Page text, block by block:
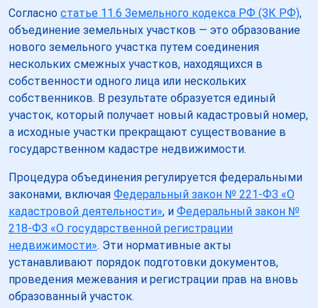
Согласно статье 11.6 Земельного кодекса РФ (ЗК РФ),
объединение земельных участков — это образование
нового земельного участка путем соединения
нескольких смежных участков, находящихся в
собственности одного лица или нескольких
собственников. В результате образуется единый
участок, который получает новый кадастровый номер,
а исходные участки прекращают существование в
государственном кадастре недвижимости.
Процедура объединения регулируется федеральными
законами, включая Федеральный закон № 221-ФЗ «О
кадастровой деятельности», и Федеральный закон №
218-ФЗ «О государственной регистрации
недвижимости». Эти нормативные акты
устанавливают порядок подготовки документов,
проведения межевания и регистрации прав на вновь
образованный участок.